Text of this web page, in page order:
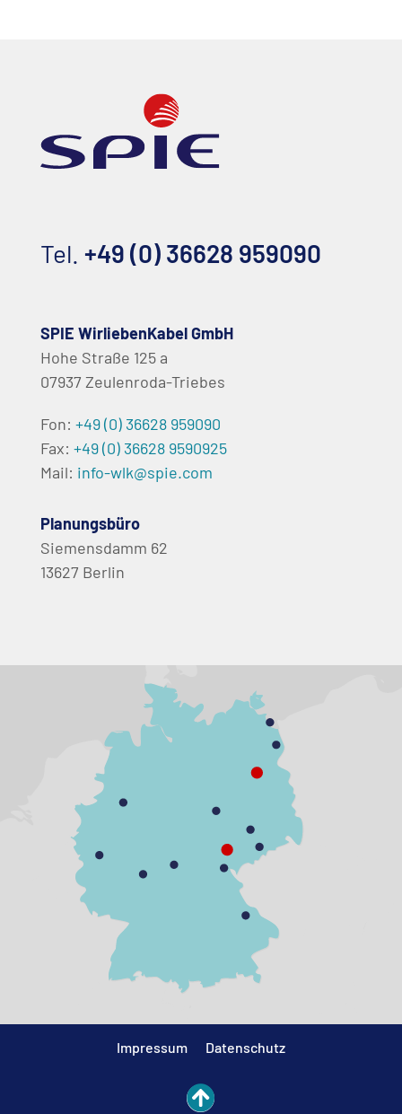
Tel. +49 (0) 36628 959090
SPIE WirliebenKabel GmbH
Hohe Straße 125 a
07937 Zeulenroda-Triebes
Planungsbüro
Siemensdamm 62
13627 Berlin
Fon: +49 (0) 36628 959090
Fax: +49 (0) 36628 9590925
Mail: info-wlk@spie.com
Impressum Datenschutz